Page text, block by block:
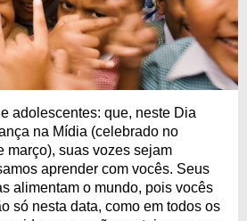
adolescentes: que, neste Dia
na Mídia (celebrado no
março), suas vozes sejam
aprender com vocês. Seus
alimentam o mundo, pois vocês
só nesta data, como em todos os